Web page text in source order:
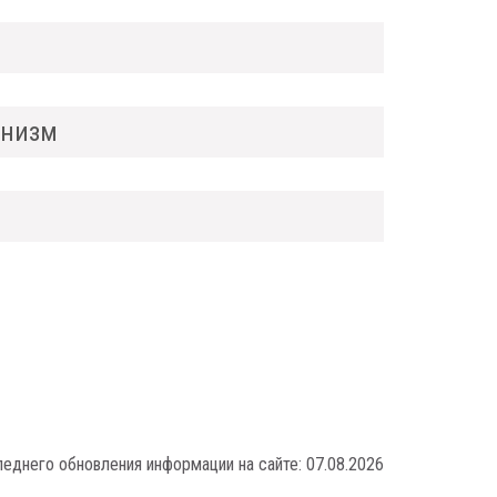
обновления информации на сайте: 07.08.2026